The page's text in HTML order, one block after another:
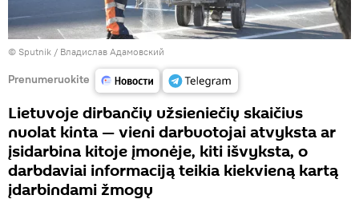
© Sputnik / Владислав Адамовский
Prenumeruokite
Lietuvoje dirbančių užsieniečių skaičius
nuolat kinta — vieni darbuotojai atvyksta ar
įsidarbina kitoje įmonėje, kiti išvyksta, o
darbdaviai informaciją teikia kiekvieną kartą
įdarbindami žmogų